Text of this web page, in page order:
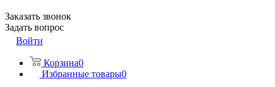
Заказать звонок
Задать вопрос
Войти
Корзина0
Избранные товары0